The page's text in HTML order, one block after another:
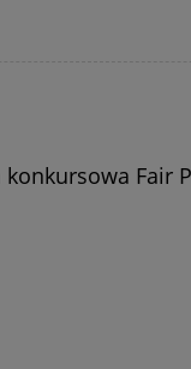
konkursowa Fair